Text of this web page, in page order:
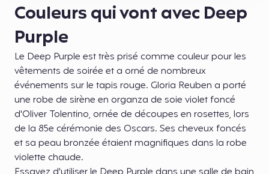
Couleurs qui vont avec Deep
Purple
Le Deep Purple est très prisé comme couleur pour les
vêtements de soirée et a orné de nombreux
événements sur le tapis rouge. Gloria Reuben a porté
une robe de sirène en organza de soie violet foncé
d'Oliver Tolentino, ornée de découpes en rosettes, lors
de la 85e cérémonie des Oscars. Ses cheveux foncés
et sa peau bronzée étaient magnifiques dans la robe
violette chaude.